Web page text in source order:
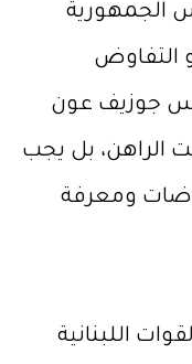
الجمهورية
التفاوض
جوزيف عون
الراهن، بل يجب
ومعرفة
اللبنانية